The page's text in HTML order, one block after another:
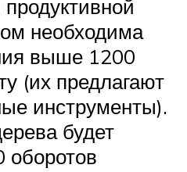
необходима
выше 1200
(их предлагают
инструменты).
будет
оборотов